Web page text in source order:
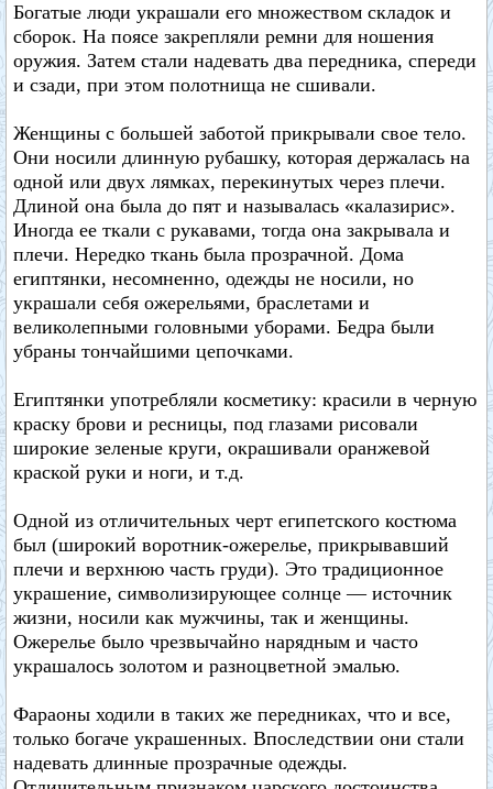
Богатые люди украшали его множеством складок и
сборок. На поясе закрепляли ремни для ношения
оружия. Затем стали надевать два передника, спереди
и сзади, при этом полотнища не сшивали.
Женщины с большей заботой прикрывали свое тело.
Они носили длинную рубашку, которая держалась на
одной или двух лямках, перекинутых через плечи.
Длиной она была до пят и называлась «калазирис».
Иногда ее ткали с рукавами, тогда она закрывала и
плечи. Нередко ткань была прозрачной. Дома
египтянки, несомненно, одежды не носили, но
украшали себя ожерельями, браслетами и
великолепными головными уборами. Бедра были
убраны тончайшими цепочками.
Египтянки употребляли косметику: красили в черную
краску брови и ресницы, под глазами рисовали
широкие зеленые круги, окрашивали оранжевой
краской руки и ноги, и т.д.
Одной из отличительных черт египетского костюма
был (широкий воротник-ожерелье, прикрывавший
плечи и верхнюю часть груди). Это традиционное
украшение, символизирующее солнце — источник
жизни, носили как мужчины, так и женщины.
Ожерелье было чрезвычайно нарядным и часто
украшалось золотом и разноцветной эмалью.
Фараоны ходили в таких же передниках, что и все,
только богаче украшенных. Впоследствии они стали
надевать длинные прозрачные одежды.